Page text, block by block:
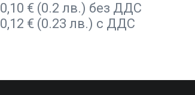
0,10 € (0.2 лв.) без ДДС
0,12 € (0.23 лв.) с ДДС